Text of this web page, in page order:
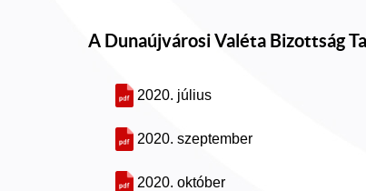
A Dunaújvárosi Valéta Bizottság
2020. július
2020. szeptember
2020. október